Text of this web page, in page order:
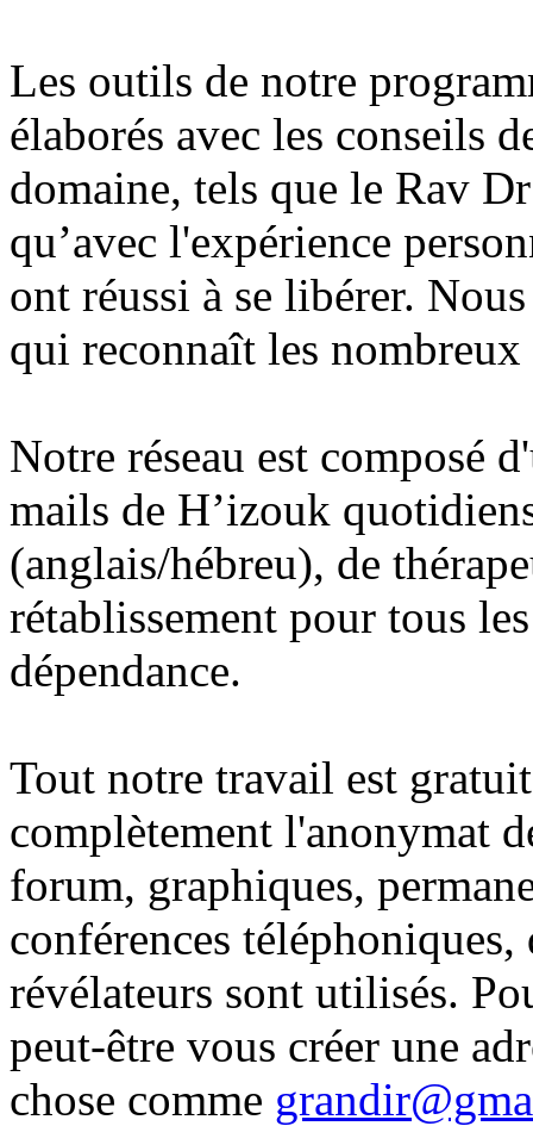
Les outils de notre
élaborés avec les conseils
domaine, tels que le Rav
qu’avec l'expérience
ont réussi à se libérer.
qui reconnaît les
Notre réseau est composé
mails de H’izouk
(anglais/hébreu), de
rétablissement pour tous
dépendance.
Tout notre travail est
complètement l'anonymat
forum, graphiques,
conférences
révélateurs sont utilisés.
peut-être vous créer une
chose comme